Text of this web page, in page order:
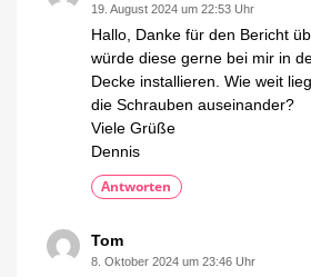
19. August 2024 um 22:53 Uhr
Hallo, Danke für den Bericht
würde diese gerne bei mir in
Decke installieren. Wie weit
die Schrauben auseinander?
Viele Grüße
Dennis
Antworten
Tom
8. Oktober 2024 um 23:46 Uhr